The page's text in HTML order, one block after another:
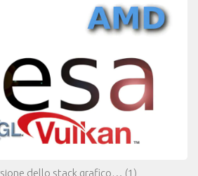
dello stack grafico… (1)